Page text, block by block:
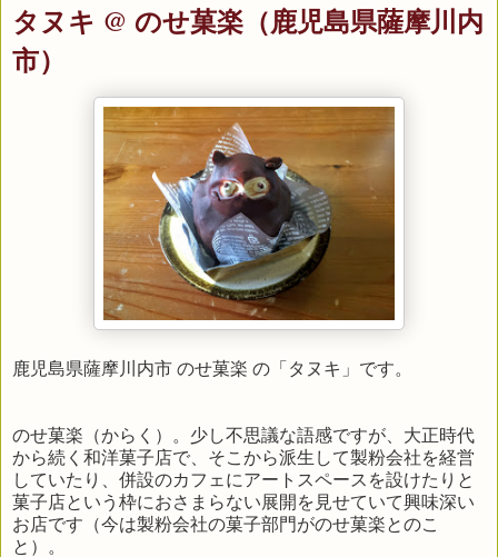
タヌキ @ のせ菓楽（鹿児島県薩摩川内
市）
鹿児島県薩摩川内市 のせ菓楽 の「タヌキ」です。
のせ菓楽（からく）。少し不思議な語感ですが、大正時代
から続く和洋菓子店で、そこから派生して製粉会社を経営
していたり、併設のカフェにアートスペースを設けたりと
菓子店という枠におさまらない展開を見せていて興味深い
お店です（今は製粉会社の菓子部門がのせ菓楽とのこ
と）。